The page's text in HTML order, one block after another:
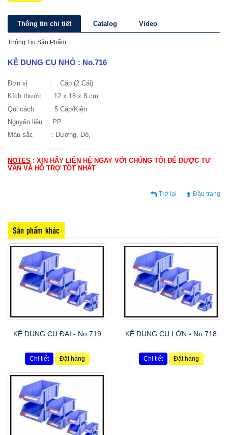
Thông tin chi tiết Catalog Video
Thông Tin Sản Phẩm :
KỆ DỤNG CỤ NHỎ : No.716
Đơn vị : Cặp (2 Cái)
Kích thước
: 12 x 18 x 8 cm
Qui cách
: 5 Cặp/Kiện
Nguyên liệu : PP
Màu sắc : Dương, Đỏ,
NOTES : XIN HÃY LIÊN HỆ NGAY VỚI CHÚNG TÔI ĐỂ ĐƯỢC TƯ
VẤN VÀ HỖ TRỢ TỐT NHẤT
Trở lại Đầu trang
Sản phẩm khác
KỆ DỤNG CỤ ĐẠI - No.719
Chi tiết Đặt hàng
KỆ DỤNG CỤ LỚN - No.718
Chi tiết Đặt hàng